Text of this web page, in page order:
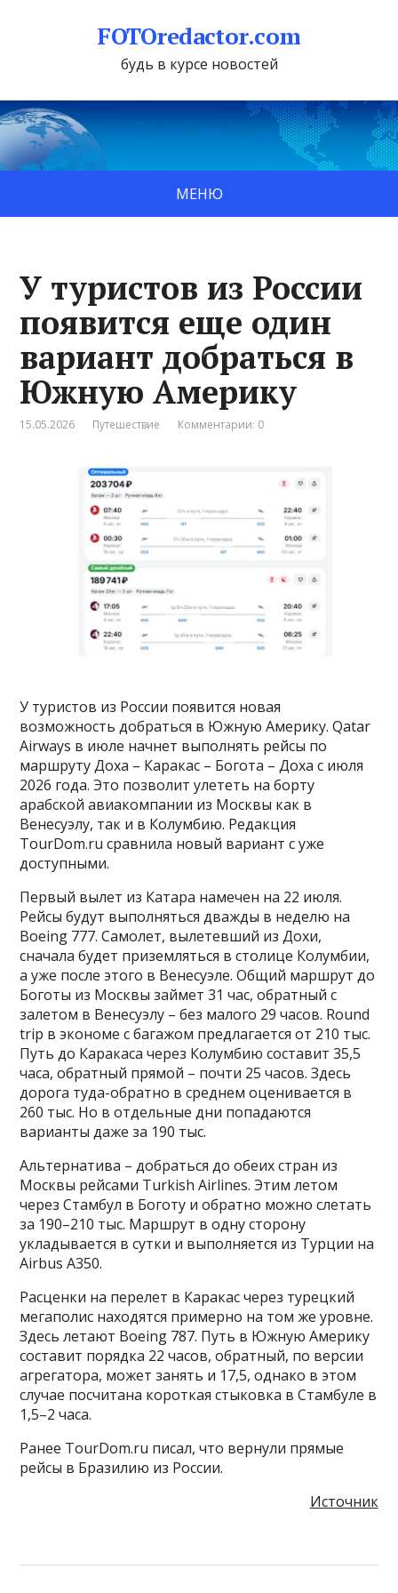
FOTOredactor.com
будь в курсе новостей
МЕНЮ
У туристов из России
появится еще один
вариант добраться в
Южную Америку
15.05.2026 Путешествие Комментарии: 0
У туристов из России появится новая
возможность добраться в Южную Америку. Qatar
Airways в июле начнет выполнять рейсы по
маршруту Доха – Каракас – Богота – Доха с июля
2026 года. Это позволит улететь на борту
арабской авиакомпании из Москвы как в
Венесуэлу, так и в Колумбию. Редакция
TourDom.ru сравнила новый вариант с уже
доступными.
Первый вылет из Катара намечен на 22 июля.
Рейсы будут выполняться дважды в неделю на
Boeing 777. Самолет, вылетевший из Дохи,
сначала будет приземляться в столице Колумбии,
а уже после этого в Венесуэле. Общий маршрут до
Боготы из Москвы займет 31 час, обратный с
залетом в Венесуэлу – без малого 29 часов. Round
trip в экономе с багажом предлагается от 210 тыс.
Путь до Каракаса через Колумбию составит 35,5
часа, обратный прямой – почти 25 часов. Здесь
дорога туда-обратно в среднем оценивается в
260 тыс. Но в отдельные дни попадаются
варианты даже за 190 тыс.
Альтернатива – добраться до обеих стран из
Москвы рейсами Turkish Airlines. Этим летом
через Стамбул в Боготу и обратно можно слетать
за 190–210 тыс. Маршрут в одну сторону
укладывается в сутки и выполняется из Турции на
Airbus A350.
Расценки на перелет в Каракас через турецкий
мегаполис находятся примерно на том же уровне.
Здесь летают Boeing 787. Путь в Южную Америку
составит порядка 22 часов, обратный, по версии
агрегатора, может занять и 17,5, однако в этом
случае посчитана короткая стыковка в Стамбуле в
1,5–2 часа.
Ранее TourDom.ru писал, что вернули прямые
рейсы в Бразилию из России.
Источник